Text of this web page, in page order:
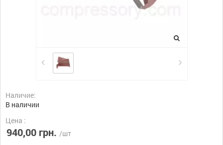
Наличие:
В наличии
Цена :
940,00 грн. /шт